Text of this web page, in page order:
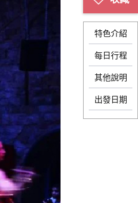
特色介紹
每日行程
其他說明
出發日期